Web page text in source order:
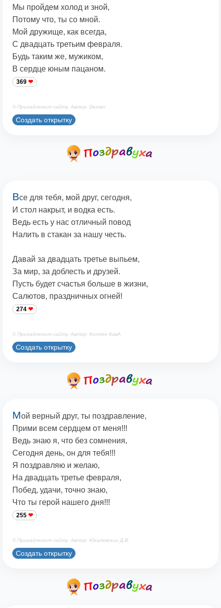
Мы пройдем холод и зной,
Потому что, ты со мной.
Мой дружище, как всегда,
С двадцать третьим февраля.
Будь таким же, мужиком,
В сердце юным пацаном.
369
© Принадлежит сайту. Автор: Deman
Создать открытку
Все для тебя, мой друг, сегодня,
И стол накрыт, и водка есть.
Ведь есть у нас отличный повод
Налить в стакан за нашу честь.
Давай за двадцать третье выпьем,
За мир, за доблесть и друзей.
Пусть будет счастья больше в жизни,
Салютов, праздничных огней!
274
© Принадлежит сайту. Автор: Костен КавА
Создать открытку
Мой верный друг, ты поздравление,
Прими всем сердцем от меня!!!
Ведь знаю я, что без сомнения,
Сегодня день, он для тебя!!!
Я поздравляю и желаю,
На двадцать третье февраля,
Побед, удачи, точно знаю,
Что ты герой нашего дня!!!
255
© Принадлежит сайту. Автор: Юкалевских Д.В.
Создать открытку